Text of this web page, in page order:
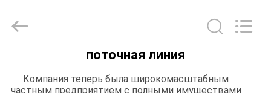
поточная линия
Компания теперь была широкомасштабным
частным предприятием с полными имуществами